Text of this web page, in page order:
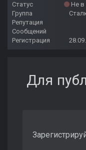
Статус
Не в
Группа
Репутация
Сообщений
Регистрация
Для